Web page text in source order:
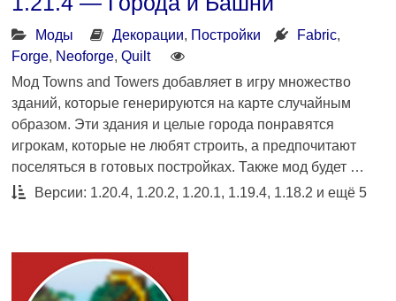
Моды Декорации, Постройки Fabric,
Forge, Neoforge,Quilt
Мод Towns and Towers добавляет в игру множество
зданий, которые генерируются на карте случайным
образом. Эти здания и целые города понравятся
игрокам, которые не любят строить, а предпочитают
поселяться в готовых постройках. Также мод будет …
Версии: 1.20.4, 1.20.2, 1.20.1, 1.19.4, 1.18.2 и ещё 5